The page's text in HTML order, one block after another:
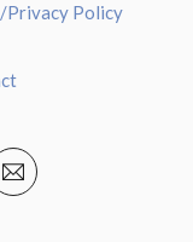
Privacy Policy